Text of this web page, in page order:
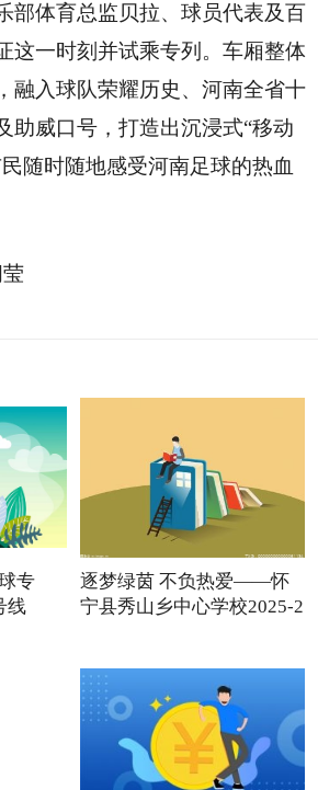
部体育总监贝拉、球员代表及百
这一时刻并试乘专列。车厢整体
融入球队荣耀历史、河南全省十
助威口号，打造出沉浸式“移动
随时随地感受河南足球的热血
专
线
逐梦绿茵 不负热爱——怀
宁县秀山乡中心学校2025-2